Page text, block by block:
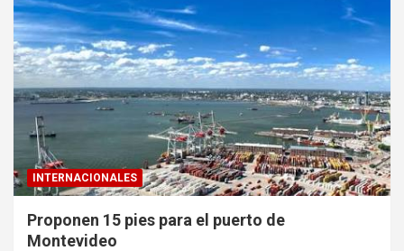
INTERNACIONALES
Proponen 15 pies para el puerto de
Montevideo